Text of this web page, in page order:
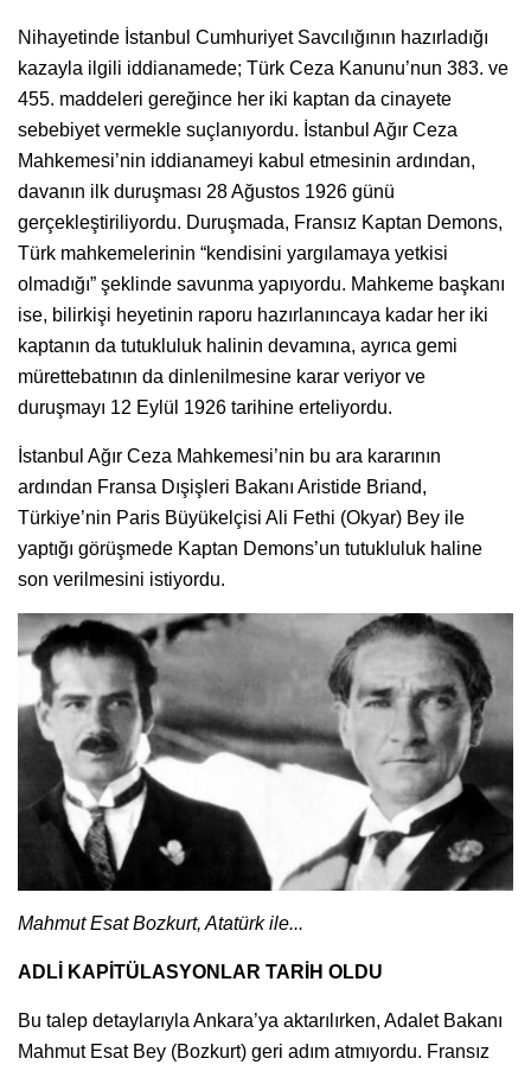
Nihayetinde İstanbul Cumhuriyet Savcılığının hazırladığı
kazayla ilgili iddianamede; Türk Ceza Kanunu’nun 383. ve
455. maddeleri gereğince her iki kaptan da cinayete
sebebiyet vermekle suçlanıyordu. İstanbul Ağır Ceza
Mahkemesi’nin iddianameyi kabul etmesinin ardından,
davanın ilk duruşması 28 Ağustos 1926 günü
gerçekleştiriliyordu. Duruşmada, Fransız Kaptan Demons,
Türk mahkemelerinin “kendisini yargılamaya yetkisi
olmadığı” şeklinde savunma yapıyordu. Mahkeme başkanı
ise, bilirkişi heyetinin raporu hazırlanıncaya kadar her iki
kaptanın da tutukluluk halinin devamına, ayrıca gemi
mürettebatının da dinlenilmesine karar veriyor ve
duruşmayı 12 Eylül 1926 tarihine erteliyordu.
İstanbul Ağır Ceza Mahkemesi’nin bu ara kararının
ardından Fransa Dışişleri Bakanı Aristide Briand,
Türkiye’nin Paris Büyükelçisi Ali Fethi (Okyar) Bey ile
yaptığı görüşmede Kaptan Demons’un tutukluluk haline
son verilmesini istiyordu.
Mahmut Esat Bozkurt, Atatürk ile...
ADLİ KAPİTÜLASYONLAR TARİH OLDU
Bu talep detaylarıyla Ankara’ya aktarılırken, Adalet Bakanı
Mahmut Esat Bey (Bozkurt) geri adım atmıyordu. Fransız